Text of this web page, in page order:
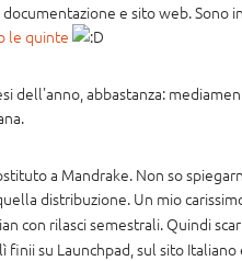
e sito web.
le quinte
dell'anno, abbastanza:
a Mandrake. Non so
distribuzione. Un mio
con rilasci semestrali. Quindi
finii su Launchpad, sul sito